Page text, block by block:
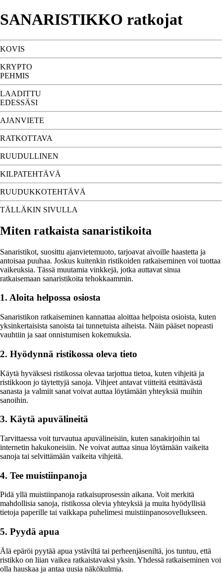
SANARISTIKKO ratkojat
KOVIS
KRYPTO
PEHMIS
LAADITTU
EDESSÄSI
AJANVIETE
RATKOTTAVA
RUUDULLINEN
KILPATEHTÄVÄ
RUUDUKKOTEHTÄVÄ
TÄLLÄKIN SIVULLA
Miten ratkaista sanaristikoita
Sanaristikot, suosittu ajanvietemuoto, tarjoavat aivoille haastetta ja
antoisaa puuhaa. Joskus kuitenkin ristikoiden ratkaiseminen voi tuottaa
vaikeuksia. Tässä muutamia vinkkejä, jotka auttavat sinua
ratkaisemaan sanaristikoita tehokkaammin.
1. Aloita helpossa osiosta
Sanaristikon ratkaiseminen kannattaa aloittaa helpoista osioista, kuten
yksinkertaisista sanoista tai tunnetuista aiheista. Näin pääset nopeasti
vauhtiin ja saat onnistumisen kokemuksia.
2. Hyödynnä ristikossa oleva tieto
Käytä hyväksesi ristikossa olevaa tarjottua tietoa, kuten vihjeitä ja
ristikkoon jo täytettyjä sanoja. Vihjeet antavat viitteitä etsittävästä
sanasta ja valmiit sanat voivat auttaa löytämään yhteyksiä muihin
sanoihin.
3. Käytä apuvälineitä
Tarvittaessa voit turvautua apuvälineisiin, kuten sanakirjoihin tai
internetin hakukoneisiin. Ne voivat auttaa sinua löytämään vaikeita
sanoja tai selvittämään vaikeita vihjeitä.
4. Tee muistiinpanoja
Pidä yllä muistiinpanoja ratkaisuprosessin aikana. Voit merkitä
mahdollisia sanoja, ristikossa olevia yhteyksiä ja muita hyödyllisiä
tietoja paperille tai vaikkapa puhelimesi muistiinpanosovellukseen.
5. Pyydä apua
Älä epäröi pyytää apua ystäviltä tai perheenjäseniltä, jos tuntuu, että
ristikko on liian vaikea ratkaistavaksi yksin. Yhdessä ratkaiseminen voi
olla hauskaa ja antaa uusia näkökulmia.